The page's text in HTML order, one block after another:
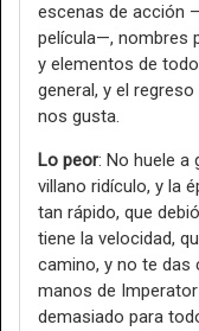
escenas de acción
película—, nombres
y elementos de
general, y el
nos gusta.
Lo peor: No huele a
villano ridículo, y la
tan rápido, que
tiene la velocidad,
camino, y no te das
manos de
demasiado para